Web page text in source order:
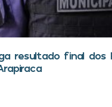
resultado final dos